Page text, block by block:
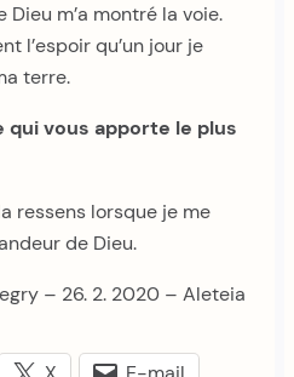
m’a montré la voie.
l’espoir qu’un jour je
terre.
qui vous apporte le plus
ressens lorsque je me
de Dieu.
– 26. 2. 2020 – Aleteia